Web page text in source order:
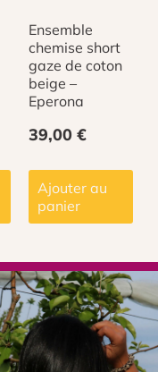
Ensemble
chemise short
gaze de coton
beige –
Eperona
39,00 €
Ajouter au
panier